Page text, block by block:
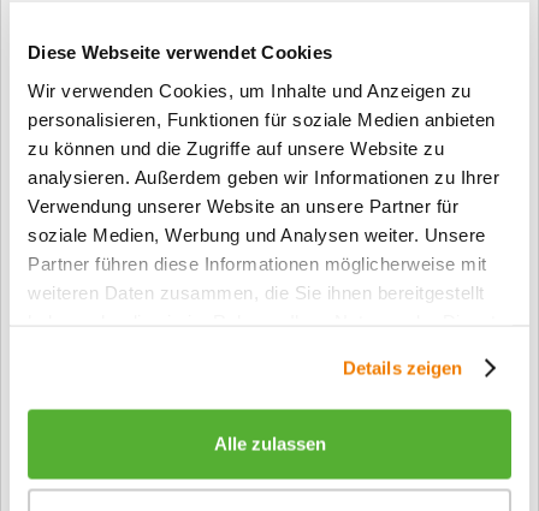
Diese Webseite verwendet Cookies
Wir verwenden Cookies, um Inhalte und Anzeigen zu
personalisieren, Funktionen für soziale Medien anbieten
zu können und die Zugriffe auf unsere Website zu
analysieren. Außerdem geben wir Informationen zu Ihrer
Verwendung unserer Website an unsere Partner für
soziale Medien, Werbung und Analysen weiter. Unsere
Partner führen diese Informationen möglicherweise mit
weiteren Daten zusammen, die Sie ihnen bereitgestellt
Details zeigen
Alle zulassen
In den Warenkorb
Merken
Fragen zum Artikel?
Dieser Artikel wird gemäß Ihrer
Konfiguration gefertigt. Daher ist er als
kundenspezifische Anfertigung vom
ausgeschlossen.
Vorteile